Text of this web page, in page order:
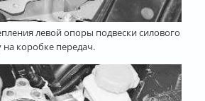
левой опоры подвески силового
на коробке передач.